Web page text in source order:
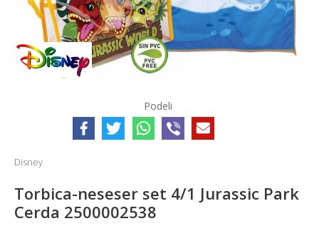
Podeli
Disney
Torbica-neseser set 4/1 Jurassic Park
Cerda 2500002538